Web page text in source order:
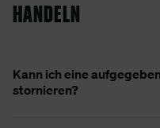
HANDELN
Kann ich eine
stornieren?